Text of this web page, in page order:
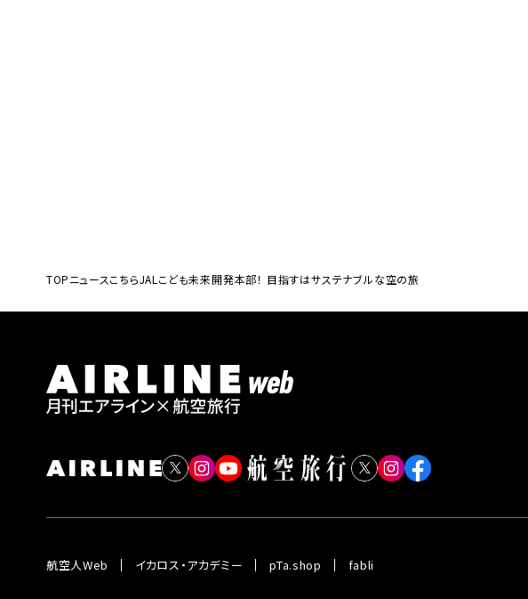
TOPニュースこちらJALこども未来開発本部！ 目指すはサステナブルな空の旅
航空人Web イカロス・アカデミー pTa.shop fabli